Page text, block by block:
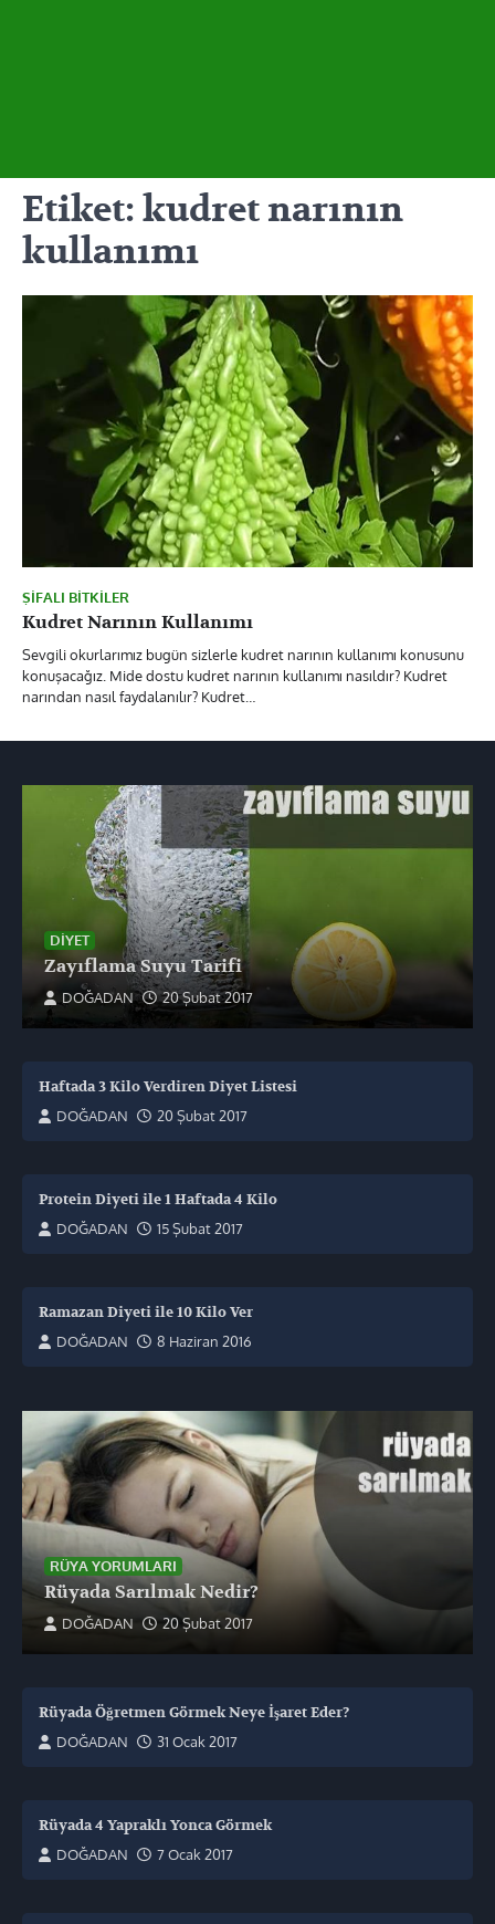
Etiket: kudret narının
kullanımı
ŞIFALI BITKILER
Kudret Narının Kullanımı
Sevgili okurlarımız bugün sizlerle kudret narının kullanımı konusunu
konuşacağız. Mide dostu kudret narının kullanımı nasıldır? Kudret
narından nasıl faydalanılır? Kudret…
DIYET
Zayıflama Suyu Tarifi
DOĞADAN 20 Şubat 2017
Haftada 3 Kilo Verdiren Diyet Listesi
DOĞADAN
20 Şubat 2017
Protein Diyeti ile 1 Haftada 4 Kilo
DOĞADAN
15 Şubat 2017
Ramazan Diyeti ile 10 Kilo Ver
DOĞADAN
8 Haziran 2016
RÜYA YORUMLARI
Rüyada Sarılmak Nedir?
DOĞADAN 20 Şubat 2017
Rüyada Öğretmen Görmek Neye İşaret Eder?
DOĞADAN
31 Ocak 2017
Rüyada 4 Yapraklı Yonca Görmek
DOĞADAN
7 Ocak 2017